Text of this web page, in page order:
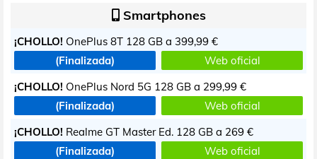
Smartphones
¡CHOLLO! OnePlus 8T 128 GB a 399,99 €
(Finalizada)
Web oficial
¡CHOLLO! OnePlus Nord 5G 128 GB a 299,99 €
(Finalizada)
Web oficial
¡CHOLLO! Realme GT Master Ed. 128 GB a 269 €
(Finalizada)
Web oficial